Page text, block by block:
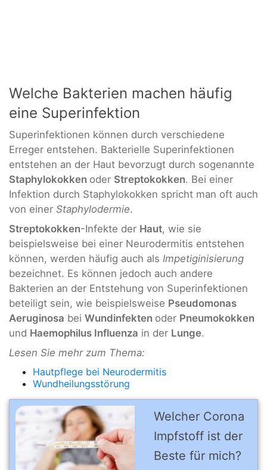
Welche Bakterien machen häufig
eine Superinfektion
Superinfektionen können durch verschiedene
Erreger entstehen. Bakterielle Superinfektionen
entstehen an der Haut bevorzugt durch sogenannte
Staphylokokken oder Streptokokken. Bei einer
Infektion durch Staphylokokken spricht man oft auch
von einer Staphylodermie.
Streptokokken-Infekte der Haut, wie sie
beispielsweise bei einer Neurodermitis entstehen
können, werden häufig auch als Impetiginisierung
bezeichnet. Es können jedoch auch andere
Bakterien an der Entstehung von Superinfektionen
beteiligt sein, wie beispielsweise Pseudomonas
Aeruginosa bei Wundinfekten oder Pneumokokken
und Haemophilus Influenza in der Lunge.
Lesen Sie mehr zum Thema:
Hautpflege bei Neurodermitis
Wundheilungsstörung
Welcher Corona
Impfstoff ist der
Beste für mich?